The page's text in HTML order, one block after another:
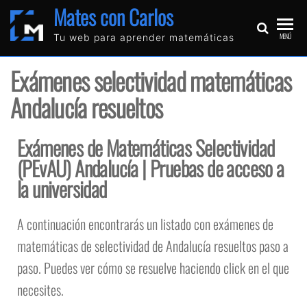
Mates con Carlos
Tu web para aprender matemáticas MENÚ
Exámenes selectividad matemáticas
Andalucía resueltos
Exámenes de Matemáticas Selectividad
(PEvAU) Andalucía | Pruebas de acceso a
la universidad
A continuación encontrarás un listado con exámenes de
matemáticas de selectividad de Andalucía resueltos paso a
paso. Puedes ver cómo se resuelve haciendo click en el que
necesites.